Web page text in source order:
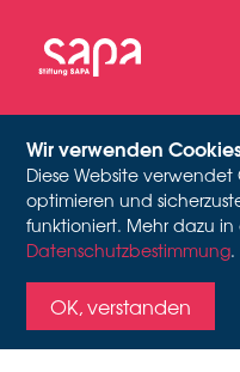
Wir verwenden
Diese Website
optimieren und
funktioniert. Mehr dazu in
Datenschutzbestimmung.
OK, verstanden
SAPA
Règlement de Contes,